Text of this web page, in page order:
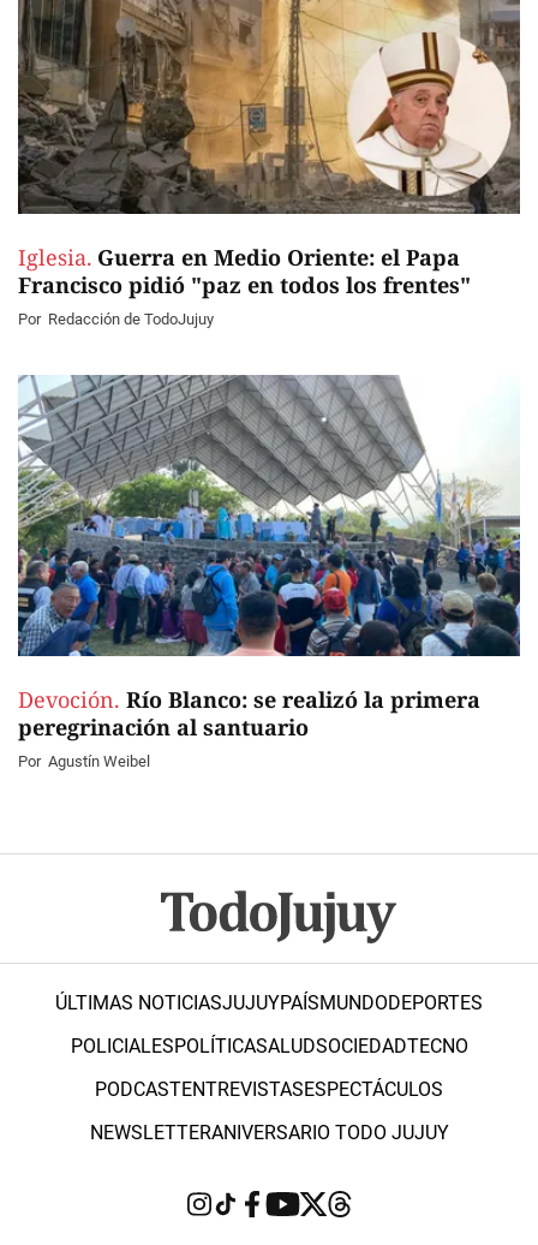
Iglesia. Guerra en Medio Oriente: el Papa
Francisco pidió "paz en todos los frentes"
Por Redacción de TodoJujuy
Devoción. Río Blanco: se realizó la primera
peregrinación al santuario
Por Agustín Weibel
ÚLTIMAS NOTICIASJUJUYPAÍSMUNDODEPORTES
POLICIALESPOLÍTICASALUDSOCIEDADTECNO
PODCASTENTREVISTASESPECTÁCULOS
NEWSLETTERANIVERSARIO TODO JUJUY